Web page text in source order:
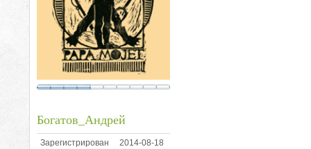
Богатов_Андрей
Зарегистрирован
2014-08-18